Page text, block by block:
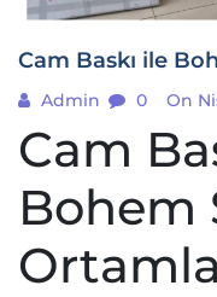
Cam Baskı ile
Admin 0 On
Cam
Bohem